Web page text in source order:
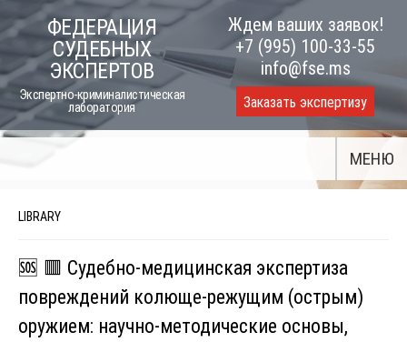
to
content
ФЕДЕРАЦИЯ
СУДЕБНЫХ
ЭКСПЕРТОВ
Экспертно-криминалистическая
лаборатория
Ждем ваших заявок!
+7 (995) 100-33-55
info@fse.ms
Заказать экспертизу
МЕНЮ
LIBRARY
🆘 🟥 Судебно-медицинская экспертиза
повреждений колюще-режущим (острым)
оружием: научно-методические основы,